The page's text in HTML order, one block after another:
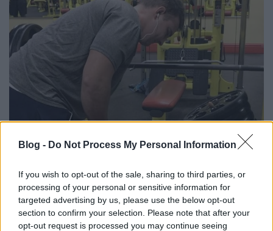
Blog - Do Not Process My Personal Information
If you wish to opt-out of the sale, sharing to third parties, or
processing of your personal or sensitive information for
targeted advertising by us, please use the below opt-out
section to confirm your selection. Please note that after your
opt-out request is processed you may continue seeing